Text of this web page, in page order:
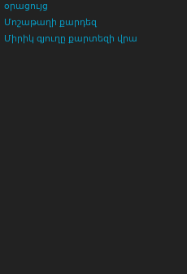
օրացույց
Մոշաթաղի քարդեզ
Միրիկ գյուղը քարտեզի վրա